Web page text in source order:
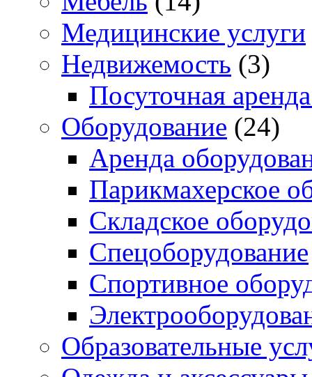
Медицинские услуги
Недвижемость (3)
Посуточная
Оборудование (24)
Аренда
Парикмахерское
Складское
Спецоборудование
Спортивное
Образовательные